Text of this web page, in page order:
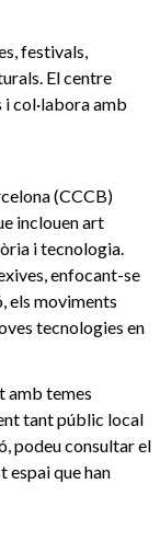
festivals,
El centre
col·labora amb
(CCCB)
inclouen art
i tecnologia.
enfocant-se
els moviments
tecnologies en
amb temes
tant públic local
podeu consultar el
espai que han